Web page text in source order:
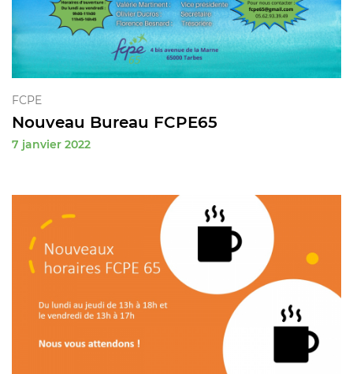
FCPE
Nouveau Bureau FCPE65
7 janvier 2022